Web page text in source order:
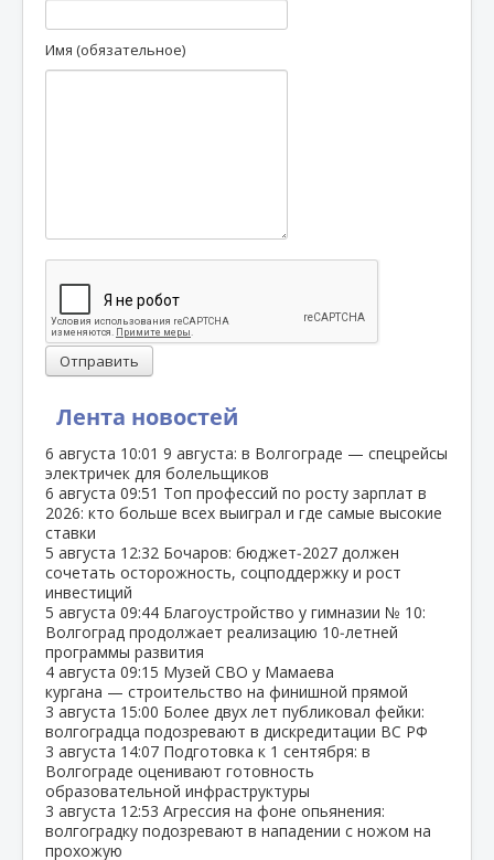
Лента новостей
6 августа 10:01 9 августа: в Волгограде — спецрейсы
электричек для болельщиков
6 августа 09:51 Топ профессий по росту зарплат в
2026: кто больше всех выиграл и где самые высокие
ставки
5 августа 12:32 Бочаров: бюджет‑2027 должен
сочетать осторожность, соцподдержку и рост
инвестиций
5 августа 09:44 Благоустройство у гимназии № 10:
Волгоград продолжает реализацию 10‑летней
программы развития
4 августа 09:15 Музей СВО у Мамаева
кургана — строительство на финишной прямой
3 августа 15:00 Более двух лет публиковал фейки:
волгоградца подозревают в дискредитации ВС РФ
3 августа 14:07 Подготовка к 1 сентября: в
Волгограде оценивают готовность
образовательной инфраструктуры
3 августа 12:53 Агрессия на фоне опьянения:
волгоградку подозревают в нападении с ножом на
прохожую
Имя (обязательное)
Отправить